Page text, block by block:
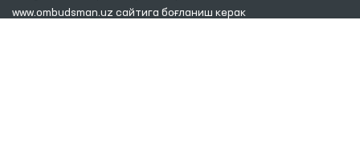
www.ombudsman.uz сайтига боғланиш керак